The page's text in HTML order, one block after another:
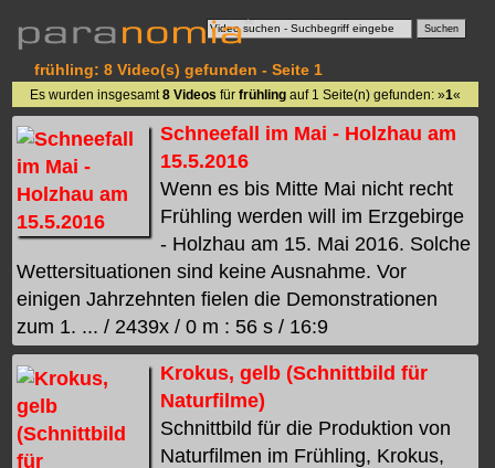
frühling: 8 Video(s) gefunden - Seite 1
Es wurden insgesamt 8 Videos für frühlingauf 1 Seite(n) gefunden: »1«
Schneefall im Mai - Holzhau am
15.5.2016
Wenn es bis Mitte Mai nicht recht
Frühling werden will im Erzgebirge
- Holzhau am 15. Mai 2016. Solche
Wettersituationen sind keine Ausnahme. Vor
einigen Jahrzehnten fielen die Demonstrationen
zum 1. ... / 2439x / 0 m : 56 s / 16:9
Krokus, gelb (Schnittbild für
Naturfilme)
Schnittbild für die Produktion von
Naturfilmen im Frühling, Krokus,